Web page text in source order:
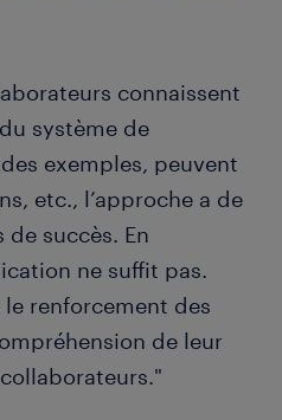
connaissent
système de
exemples, peuvent
etc., l’approche a de
succès. En
ne suffit pas.
le renforcement des
de leur